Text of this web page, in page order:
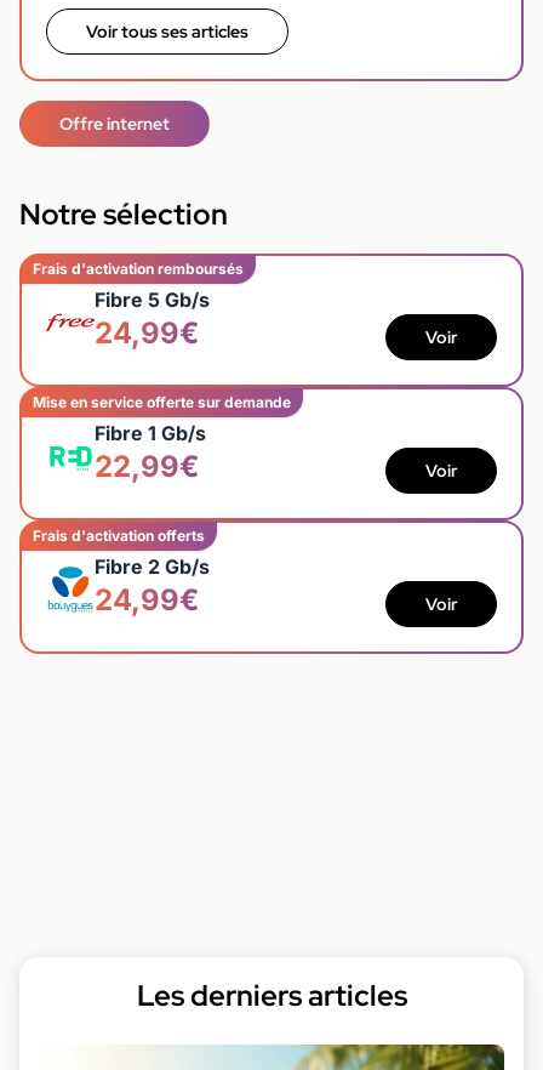
Voir tous ses articles
Offre internet
Notre sélection
Frais d'activation remboursés
Fibre 5 Gb/s
24,99€ Voir
Mise en service offerte sur demande
Fibre 1 Gb/s
22,99€ Voir
Frais d'activation offerts
Fibre 2 Gb/s
24,99€ Voir
Les derniers articles